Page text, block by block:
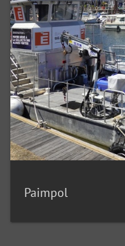
Paimpol